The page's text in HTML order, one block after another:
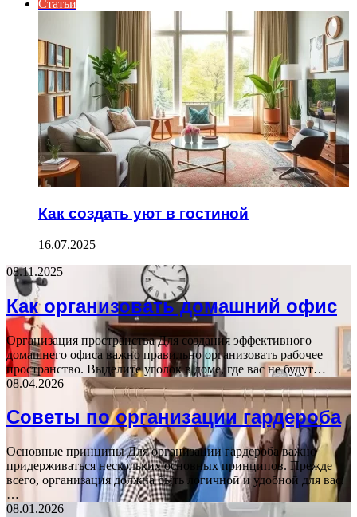
Статьи
Как создать уют в гостиной
16.07.2025
08.11.2025
Как организовать домашний офис
Организация пространства Для создания эффективного
домашнего офиса важно правильно организовать рабочее
пространство. Выделите уголок в доме, где вас не будут…
08.04.2026
Советы по организации гардероба
Основные принципы Для организации гардероба важно
придерживаться нескольких основных принципов. Прежде
всего, организация должна быть логичной и удобной для вас.
…
08.01.2026